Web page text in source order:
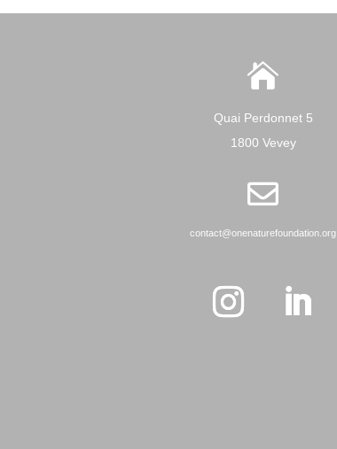

Quai Perdonnet 5
1800 Vevey

contact@onenaturefoundation.org